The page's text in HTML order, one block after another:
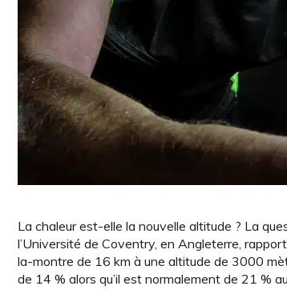
La chaleur est-elle la nouvelle altitude ? La
l’Université de Coventry, en Angleterre,
la-montre de 16 km à une altitude de 3000
de 14 % alors qu’il est normalement de 21 %